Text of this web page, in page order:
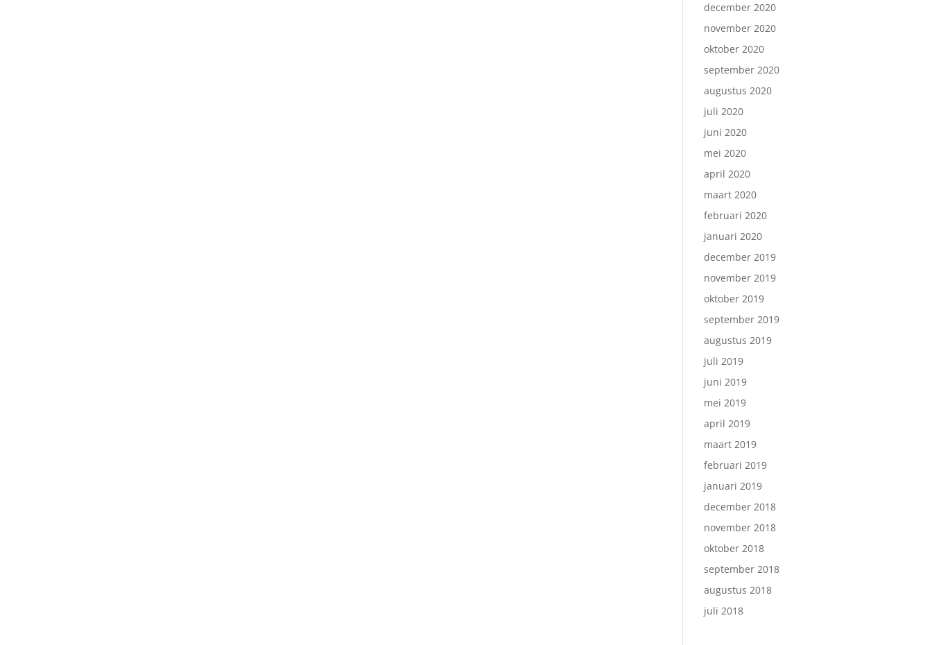
december 2020
november 2020
oktober 2020
september 2020
augustus 2020
juli 2020
juni 2020
mei 2020
april 2020
maart 2020
februari 2020
januari 2020
december 2019
november 2019
oktober 2019
september 2019
augustus 2019
juli 2019
juni 2019
mei 2019
april 2019
maart 2019
februari 2019
januari 2019
december 2018
november 2018
oktober 2018
september 2018
augustus 2018
juli 2018